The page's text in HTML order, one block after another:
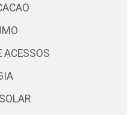
ACESSOS